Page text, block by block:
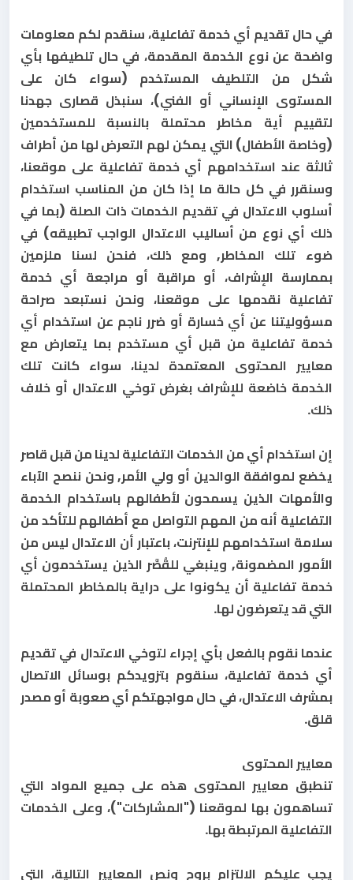
في حال تقديم أي خدمة تفاعلية، سنقدم لكم معلومات
واضحة عن نوع الخدمة المقدمة، في حال تلطيفها بأي
شكل من التلطيف المستخدم (سواء كان على
المستوى الإنساني أو الفني)، سنبذل قصارى جهدنا
لتقييم أية مخاطر محتملة بالنسبة للمستخدمين
(وخاصة الأطفال) التي يمكن لهم التعرض لها من أطراف
ثالثة عند استخدامهم أي خدمة تفاعلية على موقعنا،
وسنقرر في كل حالة ما إذا كان من المناسب استخدام
أسلوب الاعتدال في تقديم الخدمات ذات الصلة (بما في
ذلك أي نوع من أساليب الاعتدال الواجب تطبيقه) في
ضوء تلك المخاطر, ومع ذلك، فنحن لسنا ملزمين
بممارسة الإشراف، أو مراقبة أو مراجعة أي خدمة
تفاعلية نقدمها على موقعنا، ونحن نستبعد صراحة
مسؤوليتنا عن أي خسارة أو ضرر ناجم عن استخدام أي
خدمة تفاعلية من قبل أي مستخدم بما يتعارض مع
معايير المحتوى المعتمدة لدينا، سواء كانت تلك
الخدمة خاضعة للإشراف بغرض توخي الاعتدال أو خلاف
ذلك.
إن استخدام أي من الخدمات التفاعلية لدينا من قبل قاصر
يخضع لموافقة الوالدين أو ولي الأمر, ونحن ننصح الآباء
والأمهات الذين يسمحون لأطفالهم باستخدام الخدمة
التفاعلية أنه من المهم التواصل مع أطفالهم للتأكد من
سلامة استخدامهم للإنترنت، باعتبار أن الاعتدال ليس من
الأمور المضمونة, وينبغي للقُصَّر الذين يستخدمون أي
خدمة تفاعلية أن يكونوا على دراية بالمخاطر المحتملة
التي قد يتعرضون لها.
عندما نقوم بالفعل بأي إجراء لتوخي الاعتدال في تقديم
أي خدمة تفاعلية، سنقوم بتزويدكم بوسائل الاتصال
بمشرف الاعتدال، في حال مواجهتكم أي صعوبة أو مصدر
قلق.
معايير المحتوى
تنطبق معايير المحتوى هذه على جميع المواد التي
تساهمون بها لموقعنا ("المشاركات")، وعلى الخدمات
التفاعلية المرتبطة بها.
يجب عليكم الالتزام بروح ونص المعايير التالية، التي